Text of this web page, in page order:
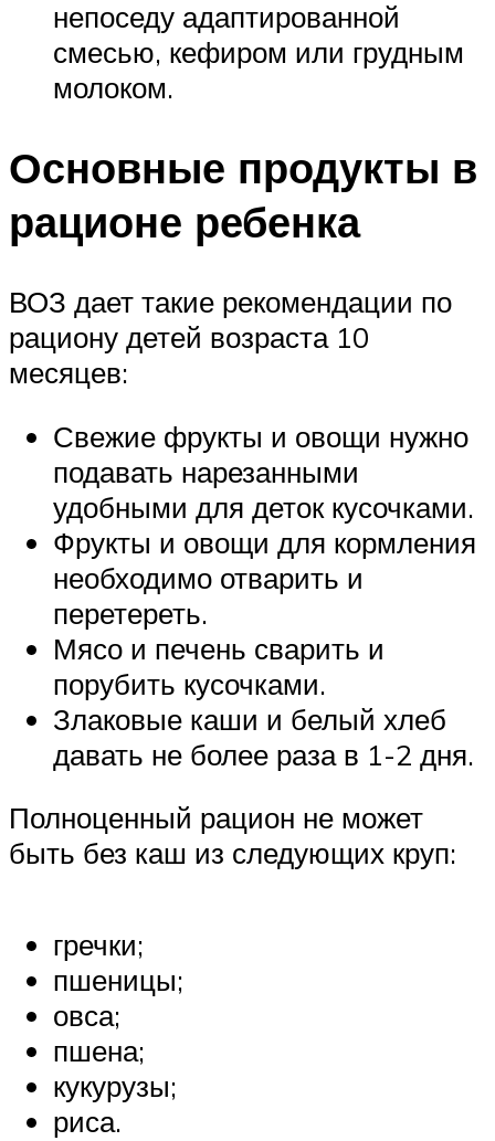
непоседу адаптированной
смесью, кефиром или грудным
молоком.
Основные продукты в
рационе ребенка
ВОЗ дает такие рекомендации по
рациону детей возраста 10
месяцев:
Свежие фрукты и овощи нужно
подавать нарезанными
удобными для деток кусочками.
Фрукты и овощи для кормления
необходимо отварить и
перетереть.
Мясо и печень сварить и
порубить кусочками.
Злаковые каши и белый хлеб
давать не более раза в 1-2 дня.
Полноценный рацион не может
быть без каш из следующих круп:
гречки;
пшеницы;
овса;
пшена;
кукурузы;
риса.